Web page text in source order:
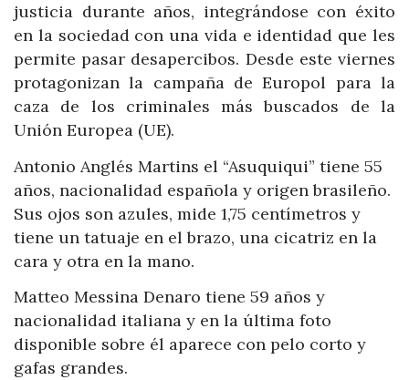
justicia durante años, integrándose con éxito
en la sociedad con una vida e identidad que les
permite pasar desapercibos. Desde este viernes
protagonizan la campaña de Europol para la
caza de los criminales más buscados de la
Unión Europea (UE).
Antonio Anglés Martins el “Asuquiqui” tiene 55
años, nacionalidad española y origen brasileño.
Sus ojos son azules, mide 1,75 centímetros y
tiene un tatuaje en el brazo, una cicatriz en la
cara y otra en la mano.
Matteo Messina Denaro tiene 59 años y
nacionalidad italiana y en la última foto
disponible sobre él aparece con pelo corto y
gafas grandes.